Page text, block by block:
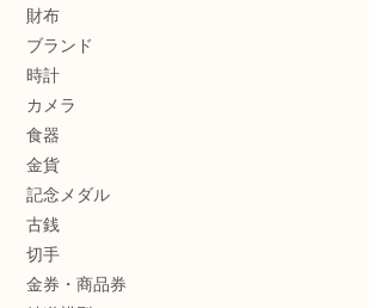
財布
ブランド
時計
カメラ
食器
金貨
記念メダル
古銭
切手
金券・商品券